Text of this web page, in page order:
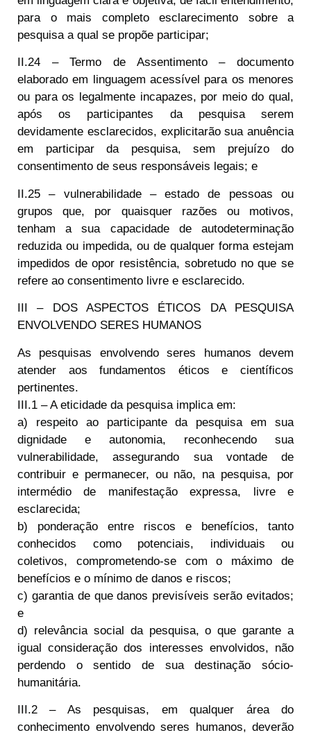
para o mais completo esclarecimento sobre a
pesquisa a qual se propõe participar;
II.24 – Termo de Assentimento – documento
elaborado em linguagem acessível para os menores
ou para os legalmente incapazes, por meio do qual,
após os participantes da pesquisa serem
devidamente esclarecidos, explicitarão sua anuência
em participar da pesquisa, sem prejuízo do
consentimento de seus responsáveis legais; e
II.25 – vulnerabilidade – estado de pessoas ou
grupos que, por quaisquer razões ou motivos,
tenham a sua capacidade de autodeterminação
reduzida ou impedida, ou de qualquer forma estejam
impedidos de opor resistência, sobretudo no que se
refere ao consentimento livre e esclarecido.
III – DOS ASPECTOS ÉTICOS DA PESQUISA
ENVOLVENDO SERES HUMANOS
As pesquisas envolvendo seres humanos devem
atender aos fundamentos éticos e científicos
pertinentes.
III.1 – A eticidade da pesquisa implica em:
a) respeito ao participante da pesquisa em sua
dignidade e autonomia, reconhecendo sua
vulnerabilidade, assegurando sua vontade de
contribuir e permanecer, ou não, na pesquisa, por
intermédio de manifestação expressa, livre e
esclarecida;
b) ponderação entre riscos e benefícios, tanto
conhecidos como potenciais, individuais ou
coletivos, comprometendo-se com o máximo de
benefícios e o mínimo de danos e riscos;
c) garantia de que danos previsíveis serão evitados;
e
d) relevância social da pesquisa, o que garante a
igual consideração dos interesses envolvidos, não
perdendo o sentido de sua destinação sócio-
humanitária.
III.2 – As pesquisas, em qualquer área do
conhecimento envolvendo seres humanos, deverão